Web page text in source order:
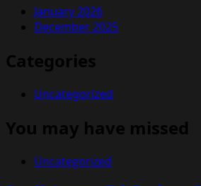
January 2026
December 2025
Categories
Uncategorized
You may have missed
Uncategorized